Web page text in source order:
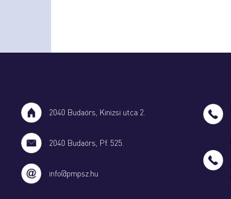
2040 Budaörs, Kinizsi utca 2.
2040 Budaörs, Pf. 525.
info@pmpsz.hu